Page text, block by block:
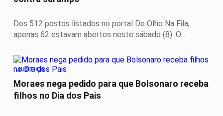
Dos 512 postos listados no portal De Olho Na Fila,
apenas 62 estavam abertos neste sábado (8). O...
JUSTIÇA
Moraes nega pedido para que Bolsonaro receba
filhos no Dia dos Pais